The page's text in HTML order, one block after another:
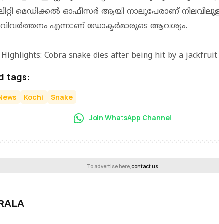
മെഡിക്കൽ ഓഫീസർ ആയി നാലുപേരാണ്
വിവർത്തനം എന്നാണ് ഡോക്ടർമാരുടെ ആവശ്യം.
Cobra snake dies after being hit by a jackfruit
tags:
Kochi Snake
Join WhatsApp Channel
To advertise here,contact us